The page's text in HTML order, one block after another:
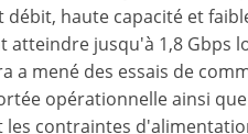
haute capacité et
jusqu'à 1,8 Gbps
a mené des essais de
opérationnelle ainsi
contraintes